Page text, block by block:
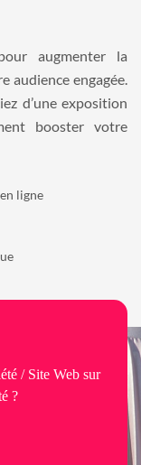
augmenter la
audience engagée.
d’une exposition
booster votre
ligne
/ Site Web sur
?